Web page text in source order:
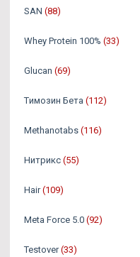
SAN (88)
Whey Protein 100% (33)
Glucan (69)
Tимозин Бета (112)
Methanotabs (116)
Нитрикс (55)
Hair (109)
Meta Force 5.0 (92)
Testover (33)